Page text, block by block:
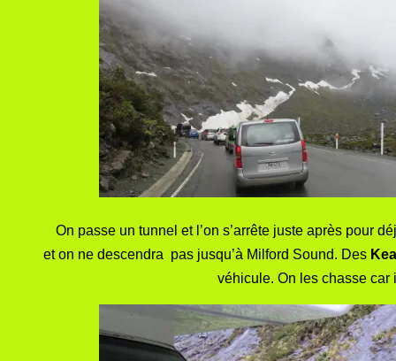
On passe un tunnel et l’on s’arrête juste après pour
et on ne descendra pas jusqu’à Milford Sound. Des
véhicule. On les chasse